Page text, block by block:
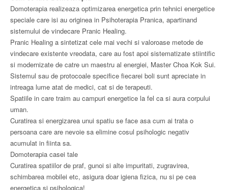
Domoterapia realizeaza optimizarea energetica prin tehnici energetice
speciale care isi au originea in Psihoterapia Pranica, apartinand
sistemului de vindecare Pranic Healing.
Pranic Healing a sintetizat cele mai vechi si valoroase metode de
vindecare existente vreodata, care au fost apoi sistematizate stiintific
si modernizate de catre un maestru al energiei, Master Choa Kok Sui.
Sistemul sau de protocoale specifice fiecarei boli sunt apreciate in
intreaga lume atat de medici, cat si de terapeuti.
Spatiile in care traim au campuri energetice la fel ca si aura corpului
uman.
Curatirea si energizarea unui spatiu se face asa cum ai trata o
persoana care are nevoie sa elimine cosul psihologic negativ
acumulat in fiinta sa.
Domoterapia casei tale
Curatirea spatiilor de praf, gunoi si alte impuritati, zugravirea,
schimbarea mobilei etc, asigura doar igiena fizica, nu si pe cea
energetica si psihologica!